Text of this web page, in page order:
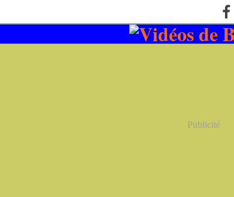
Publicité